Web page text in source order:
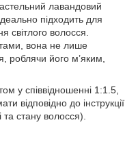
лавандовий
підходить для
волосся.
вона не лише
роблячи його м’яким,
у співвідношенні 1:1.5,
відповідно до інструкції
та стану волосся).